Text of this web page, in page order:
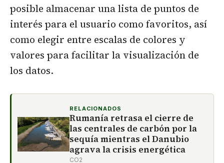
posible almacenar una lista de puntos de
interés para el usuario como favoritos, así
como elegir entre escalas de colores y
valores para facilitar la visualización de
los datos.
RELACIONADOS
Rumanía retrasa el cierre de
las centrales de carbón por la
sequía mientras el Danubio
agrava la crisis energética
CO2